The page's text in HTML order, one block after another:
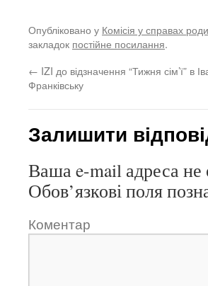
Опубліковано у Комісія у справах
закладок постійне посилання.
← IZI до відзначення “Тижня сім’ї” в
Франківську
Залишити
Ваша e-mail адреса
Обов’язкові поля
Коментар